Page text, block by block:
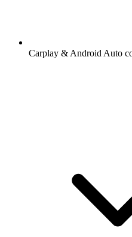
Carplay & Android Auto